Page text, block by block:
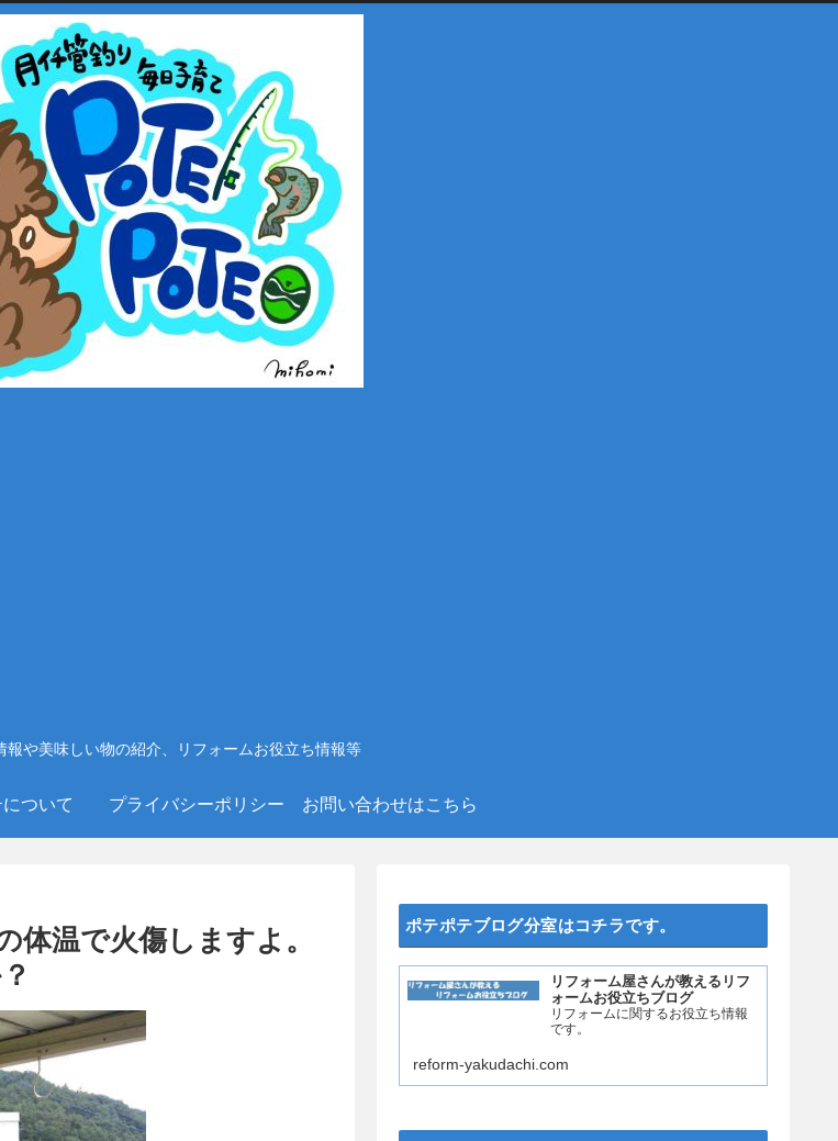
報や美味しい物の紹介、リフォームお役立ち情報等
ついて プライバシーポリシー お問い合わせはこちら
体温で火傷しますよ。
ポテポテブログ分室はコチラです。
リフォーム屋さんが教えるリフ
ォームお役立ちブログ
リフォームに関するお役立ち情報
です。
reform-yakudachi.com